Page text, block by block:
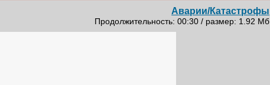
Аварии/Катастрофы
Продолжительность: 00:30 / размер: 1.92 Мб